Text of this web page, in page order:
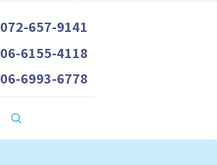
072-657-9141
06-6155-4118
06-6993-6778